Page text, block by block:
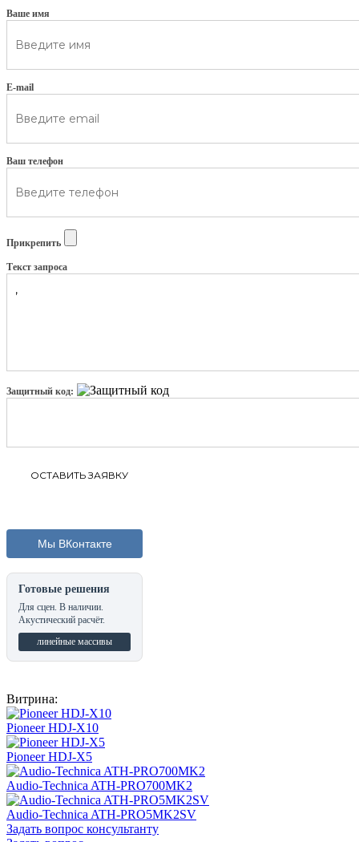
Ваше имя
E-mail
Ваш телефон
Прикрепить
Текст запроса
Защитный код:
Мы ВКонтакте
Готовые решения
Для сцен. В наличии.
Акустический расчёт.
линейные массивы
Витрина:
Pioneer HDJ-X10
Pioneer HDJ-X5
Audio-Technica ATH-PRO700MK2
Audio-Technica ATH-PRO5MK2SV
Задать вопрос консультанту